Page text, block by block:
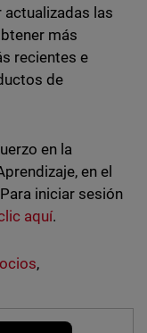
las
más
recientes e
de
en la
en el
iniciar sesión
aquí.
,